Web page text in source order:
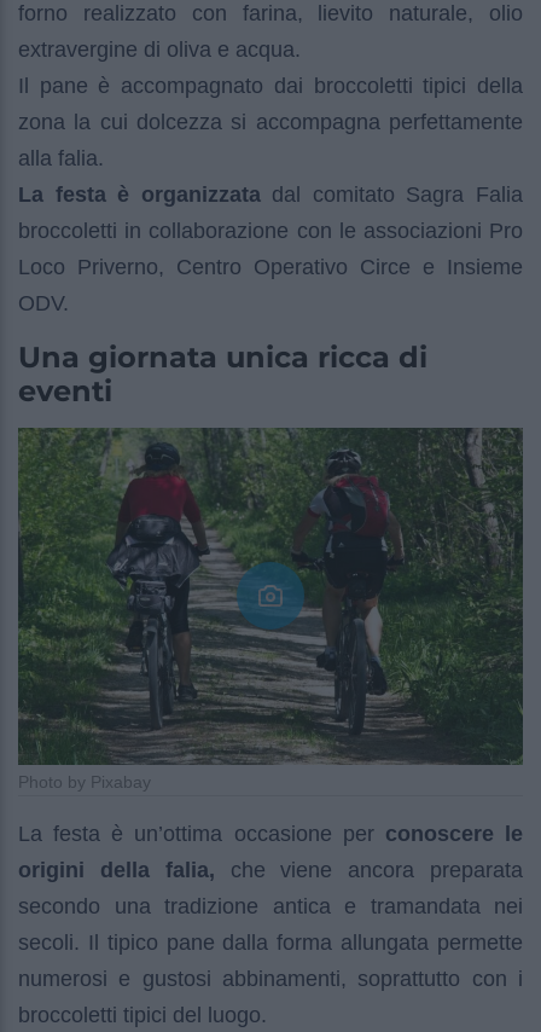
forno realizzato con farina, lievito naturale, olio
extravergine di oliva e acqua.
Il pane è accompagnato dai broccoletti tipici della
zona la cui dolcezza si accompagna perfettamente
alla falia.
La festa è organizzatadal comitato Sagra Falia
broccoletti in collaborazione con le associazioni Pro
Loco Priverno, Centro Operativo Circe e Insieme
ODV.
Una giornata unica ricca di
eventi
Photo by Pixabay
La festa è un’ottima occasione perconoscere le
origini della falia, che viene ancora preparata
secondo una tradizione antica e tramandata nei
secoli. Il tipico pane dalla forma allungata permette
numerosi e gustosi abbinamenti, soprattutto con i
broccoletti tipici del luogo.